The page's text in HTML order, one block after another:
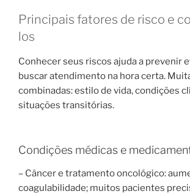
Principais fatores de risco e
los
Conhecer seus riscos ajuda a prevenir
buscar atendimento na hora certa.
combinadas: estilo de vida, condições
situações transitórias.
Condições médicas e
– Câncer e tratamento oncológico:
coagulabilidade; muitos pacientes